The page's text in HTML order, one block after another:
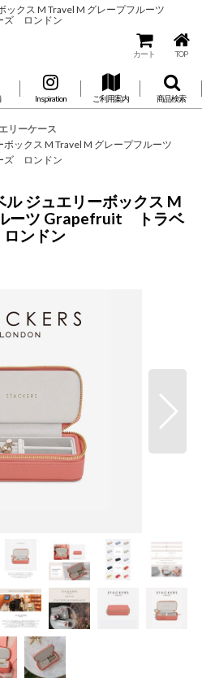
ックス M Travel M グレープフルーツ
ズ ロンドン
カート TOP
Inspiration ご利用案内 商品検索
リーケース
ボックス M Travel M グレープフルーツ
ズ ロンドン
ル ジュエリーボックス M
ーツ Grapefruit トラベ
ンドン